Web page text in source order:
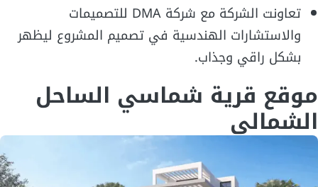
تعاونت الشركة مع شركة DMA للتصميمات
والاستشارات الهندسية في تصميم المشروع ليظهر
بشكل راقي وجذاب.
موقع قرية شماسي الساحل
الشمالي